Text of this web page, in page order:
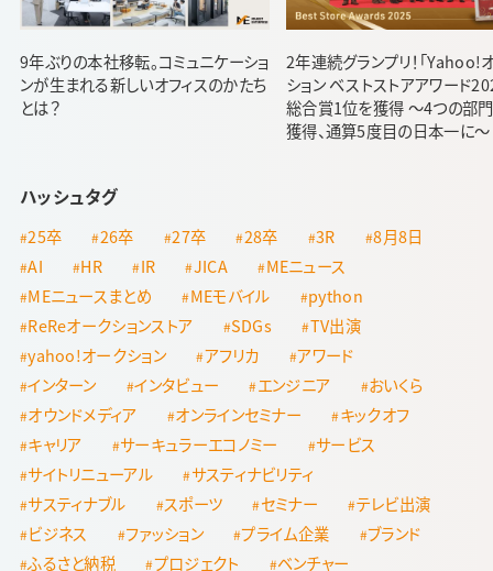
9年ぶりの本社移転。コミュニケーショ
ンが生まれる新しいオフィスのかたち
とは？
2年連続グランプリ！「Yahoo!
ション ベストストアアワード
総合賞1位を獲得 ～4つの部
獲得、通算5度目の日本一に～
ハッシュタグ
25卒 26卒 27卒 28卒 3R
8月8日
AI
HR IR JICA
MEニュース
MEニュースまとめ
MEモバイル
python
ReReオークションストア
SDGs
TV出演
yahoo!オークション
アフリカ
アワード
インターン
インタビュー エンジニア
おいくら
オウンドメディア
オンラインセミナー
キックオフ
キャリア
サーキュラーエコノミー
サービス
サイトリニューアル
サスティナビリティ
サスティナブル
スポーツ セミナー
テレビ出演
ビジネス
ファッション プライム企業
ブランド
ふるさと納税
プロジェクト ベンチャー